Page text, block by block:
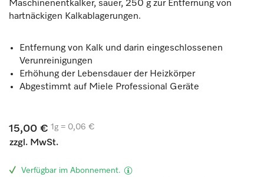
Maschinenentkalker, sauer, 250 g zur Entfernung von
hartnäckigen Kalkablagerungen.
Entfernung von Kalk und darin eingeschlossenen
Verunreinigungen
Erhöhung der Lebensdauer der Heizkörper
Abgestimmt auf Miele Professional Geräte
15,00 € 1g = 0,06 €
zzgl. MwSt.
Verfügbar im Abonnement.